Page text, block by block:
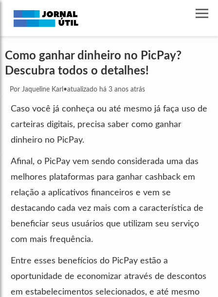
Como ganhar dinheiro no PicPay?
Descubra todos o detalhes!
Por Jaqueline Karl •atualizado há 3 anos atrás
Caso você já conheça ou até mesmo já faça uso de
carteiras digitais, precisa saber como ganhar
dinheiro no PicPay.
Afinal, o PicPay vem sendo considerada uma das
melhores plataformas para ganhar cashback em
relação a aplicativos financeiros e vem se
destacando cada vez mais com a característica de
beneficiar seus usuários que utilizam seu serviço
com mais frequência.
Entre esses benefícios do PicPay estão a
oportunidade de economizar através de descontos
em estabelecimentos selecionados, e até mesmo